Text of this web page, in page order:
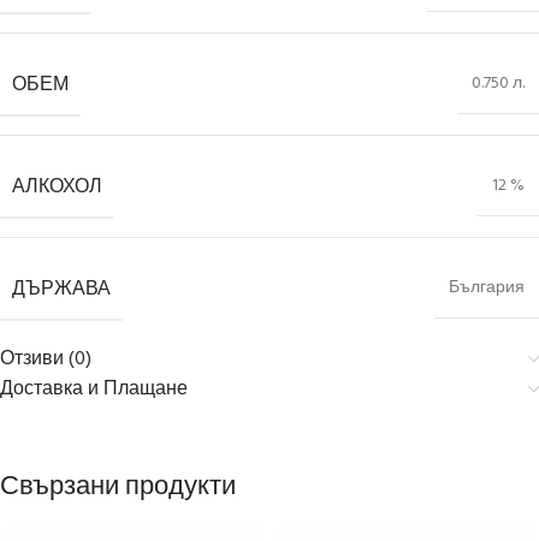
ОБЕМ 0.750 л.
АЛКОХОЛ 12 %
ДЪРЖАВА България
Отзиви (0)
Доставка и Плащане
Свързани продукти